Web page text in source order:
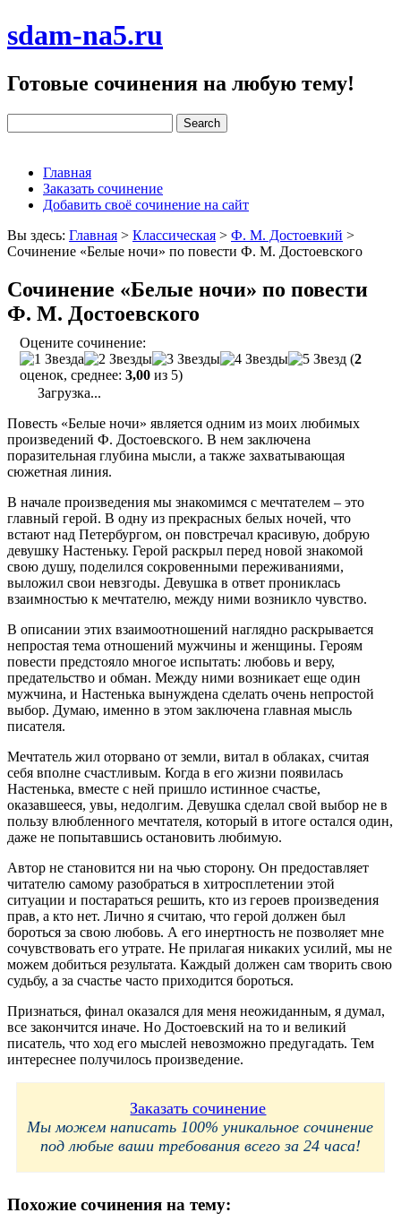
sdam-na5.ru
Готовые сочинения на любую тему!
Главная
Заказать сочинение
Добавить своё сочинение на сайт
Вы здесь: Главная > Классическая > Ф. М. Достоевкий >
Сочинение «Белые ночи» по повести Ф. М. Достоевского
Сочинение «Белые ночи» по повести
Ф. М. Достоевского
Оцените сочинение:
(2
оценок, среднее: 3,00 из 5)
Загрузка...
Повесть «Белые ночи» является одним из моих любимых
произведений Ф. Достоевского. В нем заключена
поразительная глубина мысли, а также захватывающая
сюжетная линия.
В начале произведения мы знакомимся с мечтателем – это
главный герой. В одну из прекрасных белых ночей, что
встают над Петербургом, он повстречал красивую, добрую
девушку Настеньку. Герой раскрыл перед новой знакомой
свою душу, поделился сокровенными переживаниями,
выложил свои невзгоды. Девушка в ответ прониклась
взаимностью к мечтателю, между ними возникло чувство.
В описании этих взаимоотношений наглядно раскрывается
непростая тема отношений мужчины и женщины. Героям
повести предстояло многое испытать: любовь и веру,
предательство и обман. Между ними возникает еще один
мужчина, и Настенька вынуждена сделать очень непростой
выбор. Думаю, именно в этом заключена главная мысль
писателя.
Мечтатель жил оторвано от земли, витал в облаках, считая
себя вполне счастливым. Когда в его жизни появилась
Настенька, вместе с ней пришло истинное счастье,
оказавшееся, увы, недолгим. Девушка сделал свой выбор не в
пользу влюбленного мечтателя, который в итоге остался один,
даже не попытавшись остановить любимую.
Автор не становится ни на чью сторону. Он предоставляет
читателю самому разобраться в хитросплетении этой
ситуации и постараться решить, кто из героев произведения
прав, а кто нет. Лично я считаю, что герой должен был
бороться за свою любовь. А его инертность не позволяет мне
сочувствовать его утрате. Не прилагая никаких усилий, мы не
можем добиться результата. Каждый должен сам творить свою
судьбу, а за счастье часто приходится бороться.
Признаться, финал оказался для меня неожиданным, я думал,
все закончится иначе. Но Достоевский на то и великий
писатель, что ход его мыслей невозможно предугадать. Тем
интереснее получилось произведение.
Заказать сочинение
Мы можем написать 100% уникальное сочинение
под любые ваши требования всего за 24 часа!
Похожие сочинения на тему: